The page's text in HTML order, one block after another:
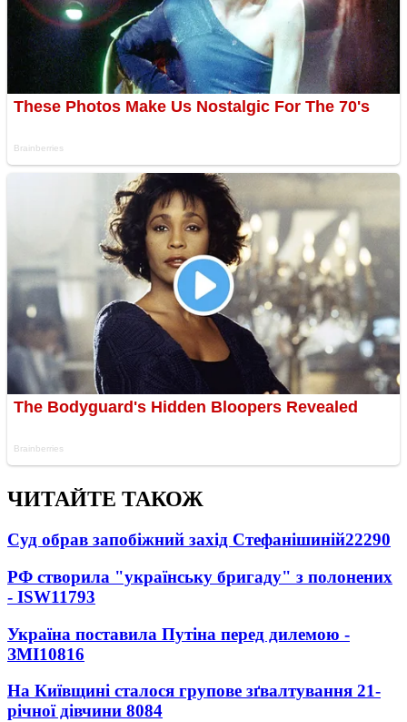
ЧИТАЙТЕ ТАКОЖ
Суд обрав запобіжний захід Стефанішиній22290
РФ створила "українську бригаду" з полонених
- ISW11793
Україна поставила Путіна перед дилемою -
ЗМІ10816
На Київщині сталося групове зґвалтування 21-
річної дівчини 8084